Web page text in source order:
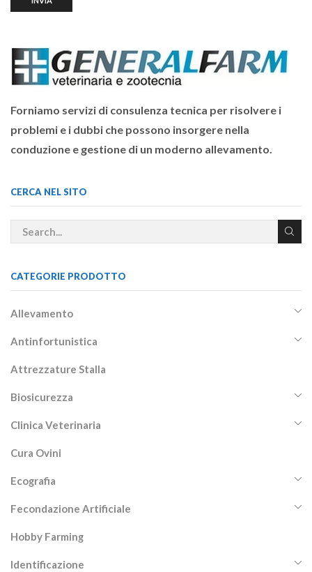
Forniamo servizi di consulenza tecnica per risolvere i
problemi e i dubbi che possono insorgere nella
conduzione e gestione di un moderno allevamento.
CERCA NEL SITO
CATEGORIE PRODOTTO
Allevamento
Antinfortunistica
Attrezzature Stalla
Biosicurezza
Clinica Veterinaria
Cura Ovini
Ecografia
Fecondazione Artificiale
Hobby Farming
Identificazione